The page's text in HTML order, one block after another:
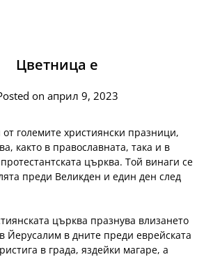
Цветница е
on април 9, 2023
големите християнски празници,
както в православната, така и в
църква. Той винаги се
преди Великден и един ден след
църква празнува влизането
Йерусалим в дните преди еврейската
в града, яздейки магаре, а